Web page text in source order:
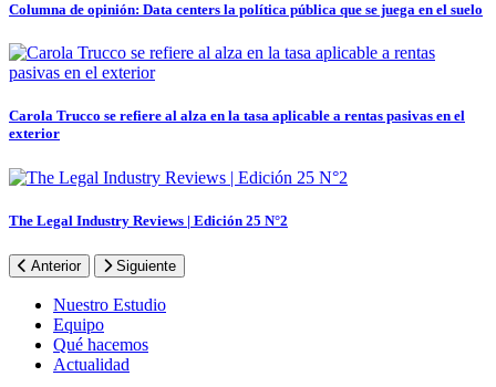
Columna de opinión: Data centers la política pública que se juega en el suelo
Carola Trucco se refiere al alza en la tasa aplicable a rentas pasivas en el
exterior
The Legal Industry Reviews | Edición 25 N°2
Anterior Siguiente
FooterNuestro Estudio
Equipo
Qué hacemos
Actualidad